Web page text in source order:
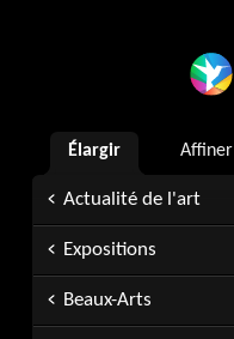
Élargir Affiner
Actualité de l'art
Expositions
Beaux-Arts